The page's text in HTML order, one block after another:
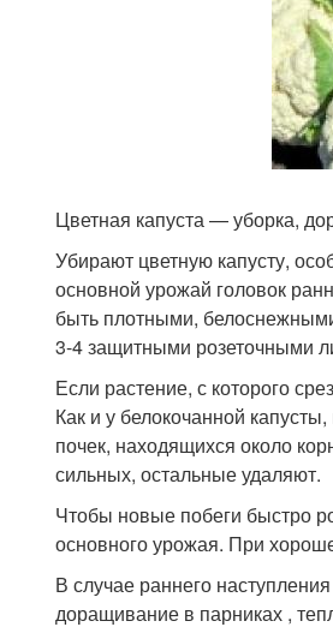
Цветная капуста — уборка,
Убирают цветную капусту,
основной урожай головок
быть плотными,
3-4 защитными розеточными
Если растение, с которого
Как и у белокочанной
почек, находящихся около
сильных, остальные удаляют.
Чтобы новые побеги быстро
основного урожая. При
В случае раннего
доращивание в парниках ,